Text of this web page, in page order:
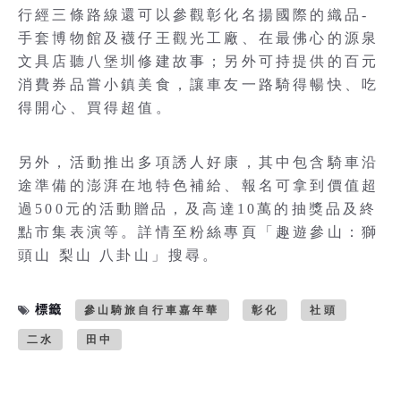
行經三條路線還可以參觀彰化名揚國際的織品-
手套博物館及襪仔王觀光工廠、在最佛心的源泉
文具店聽八堡圳修建故事；另外可持提供的百元
消費券品嘗小鎮美食，讓車友一路騎得暢快、吃
得開心、買得超值。
另外，活動推出多項誘人好康，其中包含騎車沿
途準備的澎湃在地特色補給、報名可拿到價值超
過500元的活動贈品，及高達10萬的抽獎品及終
點市集表演等。詳情至粉絲專頁「趣遊參山：獅
頭山 梨山 八卦山」搜尋。
標籤 參山騎旅自行車嘉年華 彰化 社頭
二水 田中